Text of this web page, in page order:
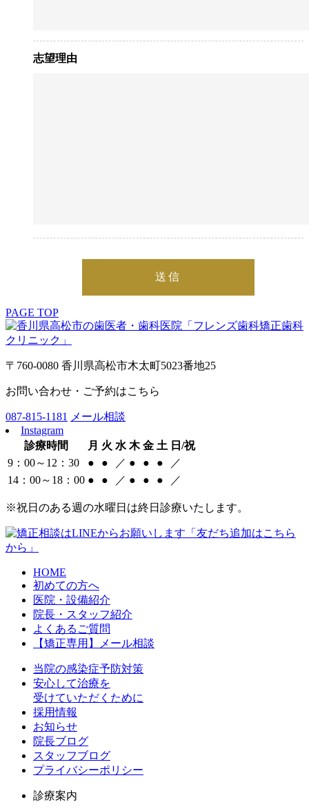
志望理由
PAGE TOP
〒760-0080 香川県高松市木太町5023番地25
お問い合わせ・ご予約はこちら
087-815-1181
メール相談
Instagram
診療時間
月 火 水 木 金 土 日/祝
9：00～12：30
● ● ／ ● ● ●
／
14：00～18：00 ● ● ／ ● ● ● ／
※祝日のある週の水曜日は終日診療いたします。
HOME
初めての方へ
医院・設備紹介
院長・スタッフ紹介
よくあるご質問
【矯正専用】メール相談
当院の感染症予防対策
安心して治療を
受けていただくために
採用情報
お知らせ
院長ブログ
スタッフブログ
プライバシーポリシー
診療案内